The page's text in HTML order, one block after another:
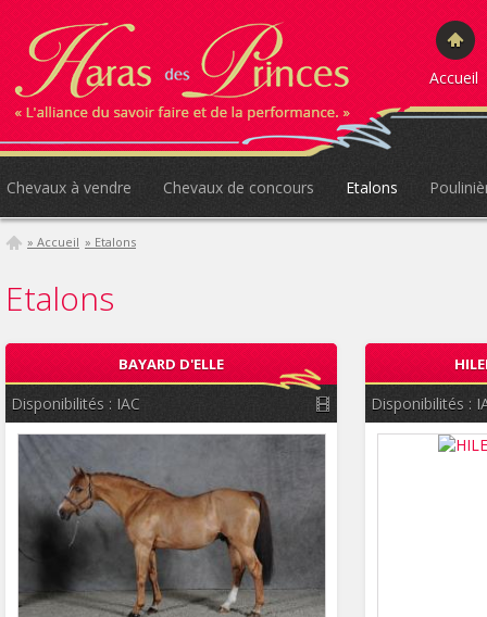
Accueil
Chevaux à vendre Chevaux de concours Etalons
» Accueil » Etalons
Etalons
BAYARD D'ELLE
Disponibilités : IAC Disponibilités :